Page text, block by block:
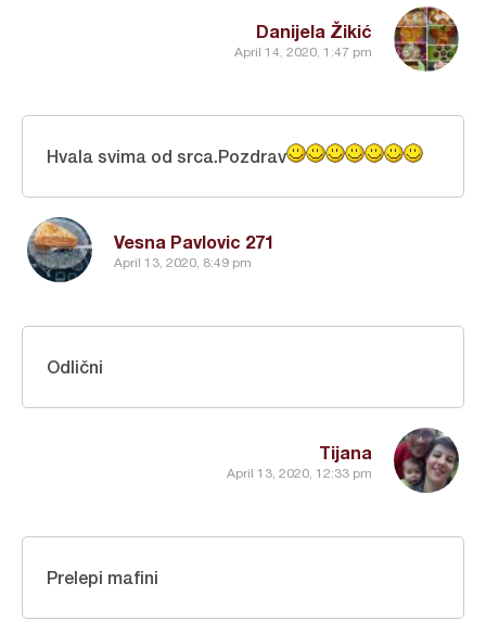
Danijela Žikić
April 14, 2020, 1:47 pm
Vesna Pavlovic 271
April 13, 2020, 8:49 pm
Hvala svima od srca.Pozdrav
Tijana
April 13, 2020, 12:33 pm
Odlični
Prelepi mafini